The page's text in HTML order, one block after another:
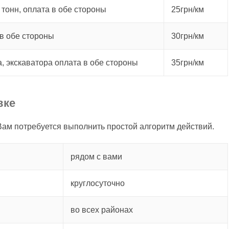
оплата в обе стороны 25грн/км
обе стороны 30грн/км
экскаватора оплата в обе стороны 35грн/км
потребуется выполнить простой алгоритм действий.
рядом с вами
круглосуточно
во всех районах